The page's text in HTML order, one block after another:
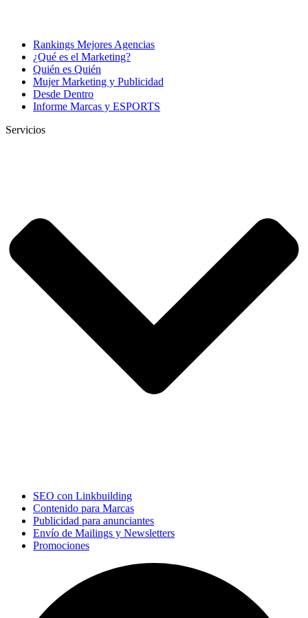
Rankings Mejores Agencias
¿Qué es el Marketing?
Quién es Quién
Mujer Marketing y Publicidad
Desde Dentro
Informe Marcas y ESPORTS
Servicios
SEO con Linkbuilding
Contenido para Marcas
Publicidad para anunciantes
Envío de Mailings y Newsletters
Promociones